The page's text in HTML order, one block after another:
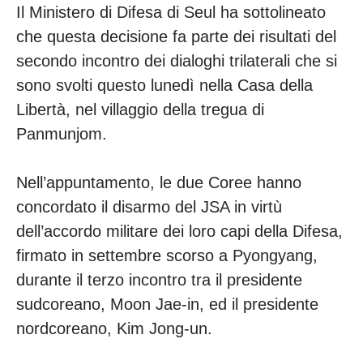
Il Ministero di Difesa di Seul ha sottolineato
che questa decisione fa parte dei risultati del
secondo incontro dei dialoghi trilaterali che si
sono svolti questo lunedì nella Casa della
Libertà, nel villaggio della tregua di
Panmunjom.
Nell’appuntamento, le due Coree hanno
concordato il disarmo del JSA in virtù
dell’accordo militare dei loro capi della Difesa,
firmato in settembre scorso a Pyongyang,
durante il terzo incontro tra il presidente
sudcoreano, Moon Jae-in, ed il presidente
nordcoreano, Kim Jong-un.